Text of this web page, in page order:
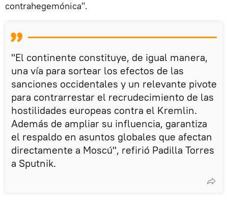
contrahegemónica".
"El continente constituye, de igual manera,
una vía para sortear los efectos de las
sanciones occidentales y un relevante pivote
para contrarrestar el recrudecimiento de las
hostilidades europeas contra el Kremlin.
Además de ampliar su influencia, garantiza
el respaldo en asuntos globales que afectan
directamente a Moscú", refirió Padilla Torres
a Sputnik.